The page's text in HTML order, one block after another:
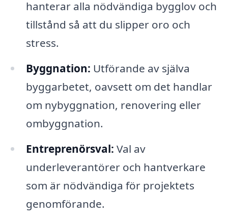
hanterar alla nödvändiga bygglov och
tillstånd så att du slipper oro och
stress.
Byggnation: Utförande av själva
byggarbetet, oavsett om det handlar
om nybyggnation, renovering eller
ombyggnation.
Entreprenörsval: Val av
underleverantörer och hantverkare
som är nödvändiga för projektets
genomförande.